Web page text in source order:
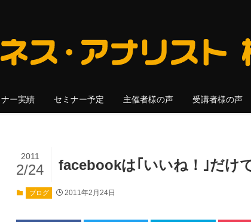
ー実績 セミナー予定 主催者様の声 受講者様の声
facebookは｢いいね！｣だけ
2011
2/24
ブログ 2011年2月24日